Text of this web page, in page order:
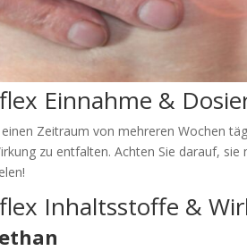
Einnahme &
Zeitraum von mehreren Wochen
zu entfalten. Achten Sie darauf,
Inhaltsstoffe &